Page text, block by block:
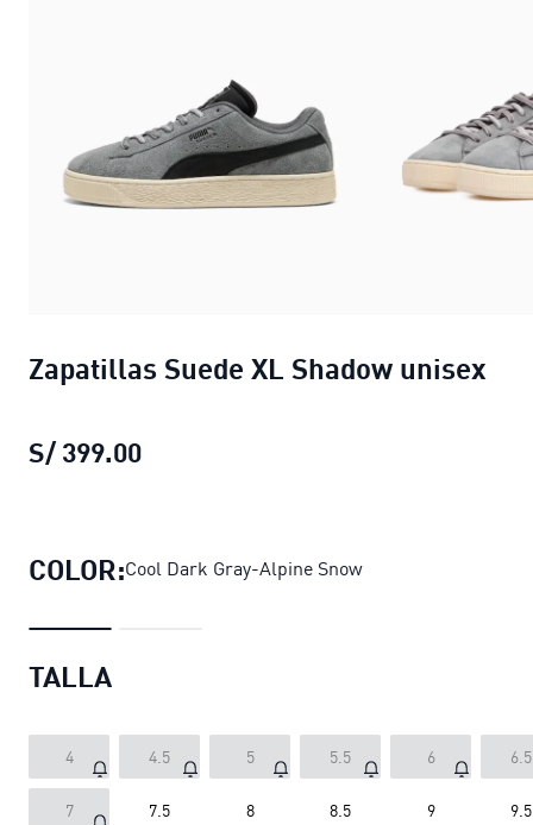
Zapatillas Suede XL Shadow unisex
S/ 399.00
COLOR:Cool Dark Gray-Alpine Snow
TALLA
4 4.5 5 5.5 6 6.5
7 7.5 8 8.5 9 9.5